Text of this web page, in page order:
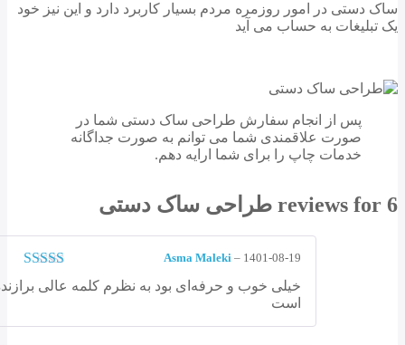
دستی در امور روزمره مردم بسیار کاربرد دارد و این نیز خود
به حساب می آید
پس از انجام سفارش طراحی ساک دستی شما در
صورت علاقمندی شما می توانم به صورت جداگانه
خدمات چاپ را برای شما ارایه دهم.
طراحی ساک دستی
نمره5از 5
Asma Maleki– 1401-08-19
خیلی خوب و حرفه‌ای بود به نظرم کلمه عالی برازنده